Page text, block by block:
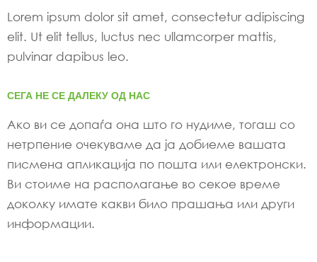
Lorem ipsum dolor sit amet, consectetur adipiscing
elit. Ut elit tellus, luctus nec ullamcorper mattis,
pulvinar dapibus leo.
СЕГА НЕ СЕ ДАЛЕКУ ОД НАС
Ако ви се допаѓа она што го нудиме, тогаш со
нетрпение очекуваме да ја добиеме вашата
писмена апликација по пошта или електронски.
Ви стоиме на располагање во секое време
доколку имате какви било прашања или други
информации.